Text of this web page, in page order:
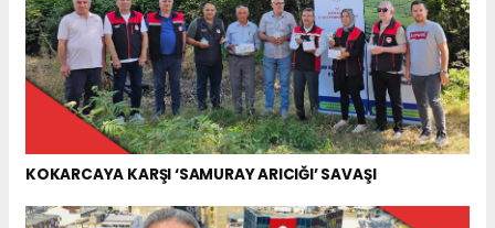
KOKARCAYA KARŞI ‘SAMURAY ARICIĞI’ SAVAŞI